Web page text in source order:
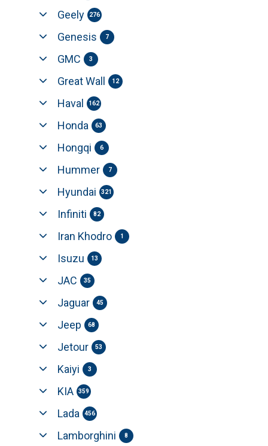
Geely 276
Genesis 7
GMC 3
Great Wall 12
Haval 162
Honda 63
Hongqi 6
Hummer 7
Hyundai 321
Infiniti 82
Iran Khodro 1
Isuzu 13
JAC 35
Jaguar 45
Jeep 68
Jetour 53
Kaiyi 3
KIA 359
Lada 456
Lamborghini 8